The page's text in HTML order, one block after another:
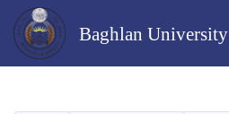
Baghlan University